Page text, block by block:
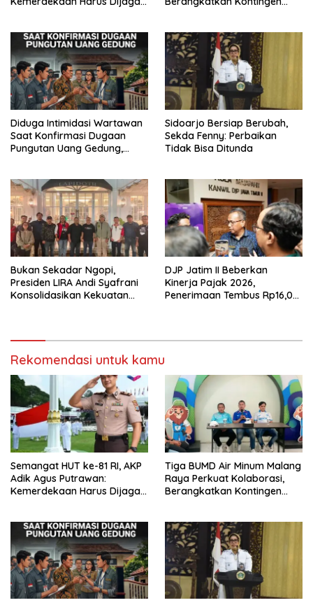
Diduga Intimidasi Wartawan
Saat Konfirmasi Dugaan
Pungutan Uang Gedung,
Buka suara
Sidoarjo Bersiap Berubah,
Sekda Fenny: Perbaikan
Tidak Bisa Ditunda
Bukan Sekadar Ngopi,
Presiden LIRA Andi Syafrani
Konsolidasikan Kekuatan
DJP Jatim II Beberkan
Kinerja Pajak 2026,
Penerimaan Tembus Rp16,08
Rekomendasi untuk kamu
Semangat HUT ke-81 RI, AKP
Adik Agus Putrawan:
Kemerdekaan Harus Dijaga
Tiga BUMD Air Minum Malang
Raya Perkuat Kolaborasi,
Berangkatkan Kontingen